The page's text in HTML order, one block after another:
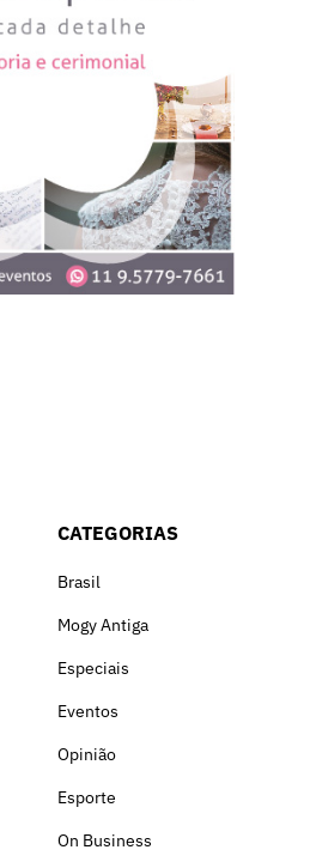
CATEGORIAS
Brasil
Mogy Antiga
Especiais
Eventos
Opinião
Esporte
On Business